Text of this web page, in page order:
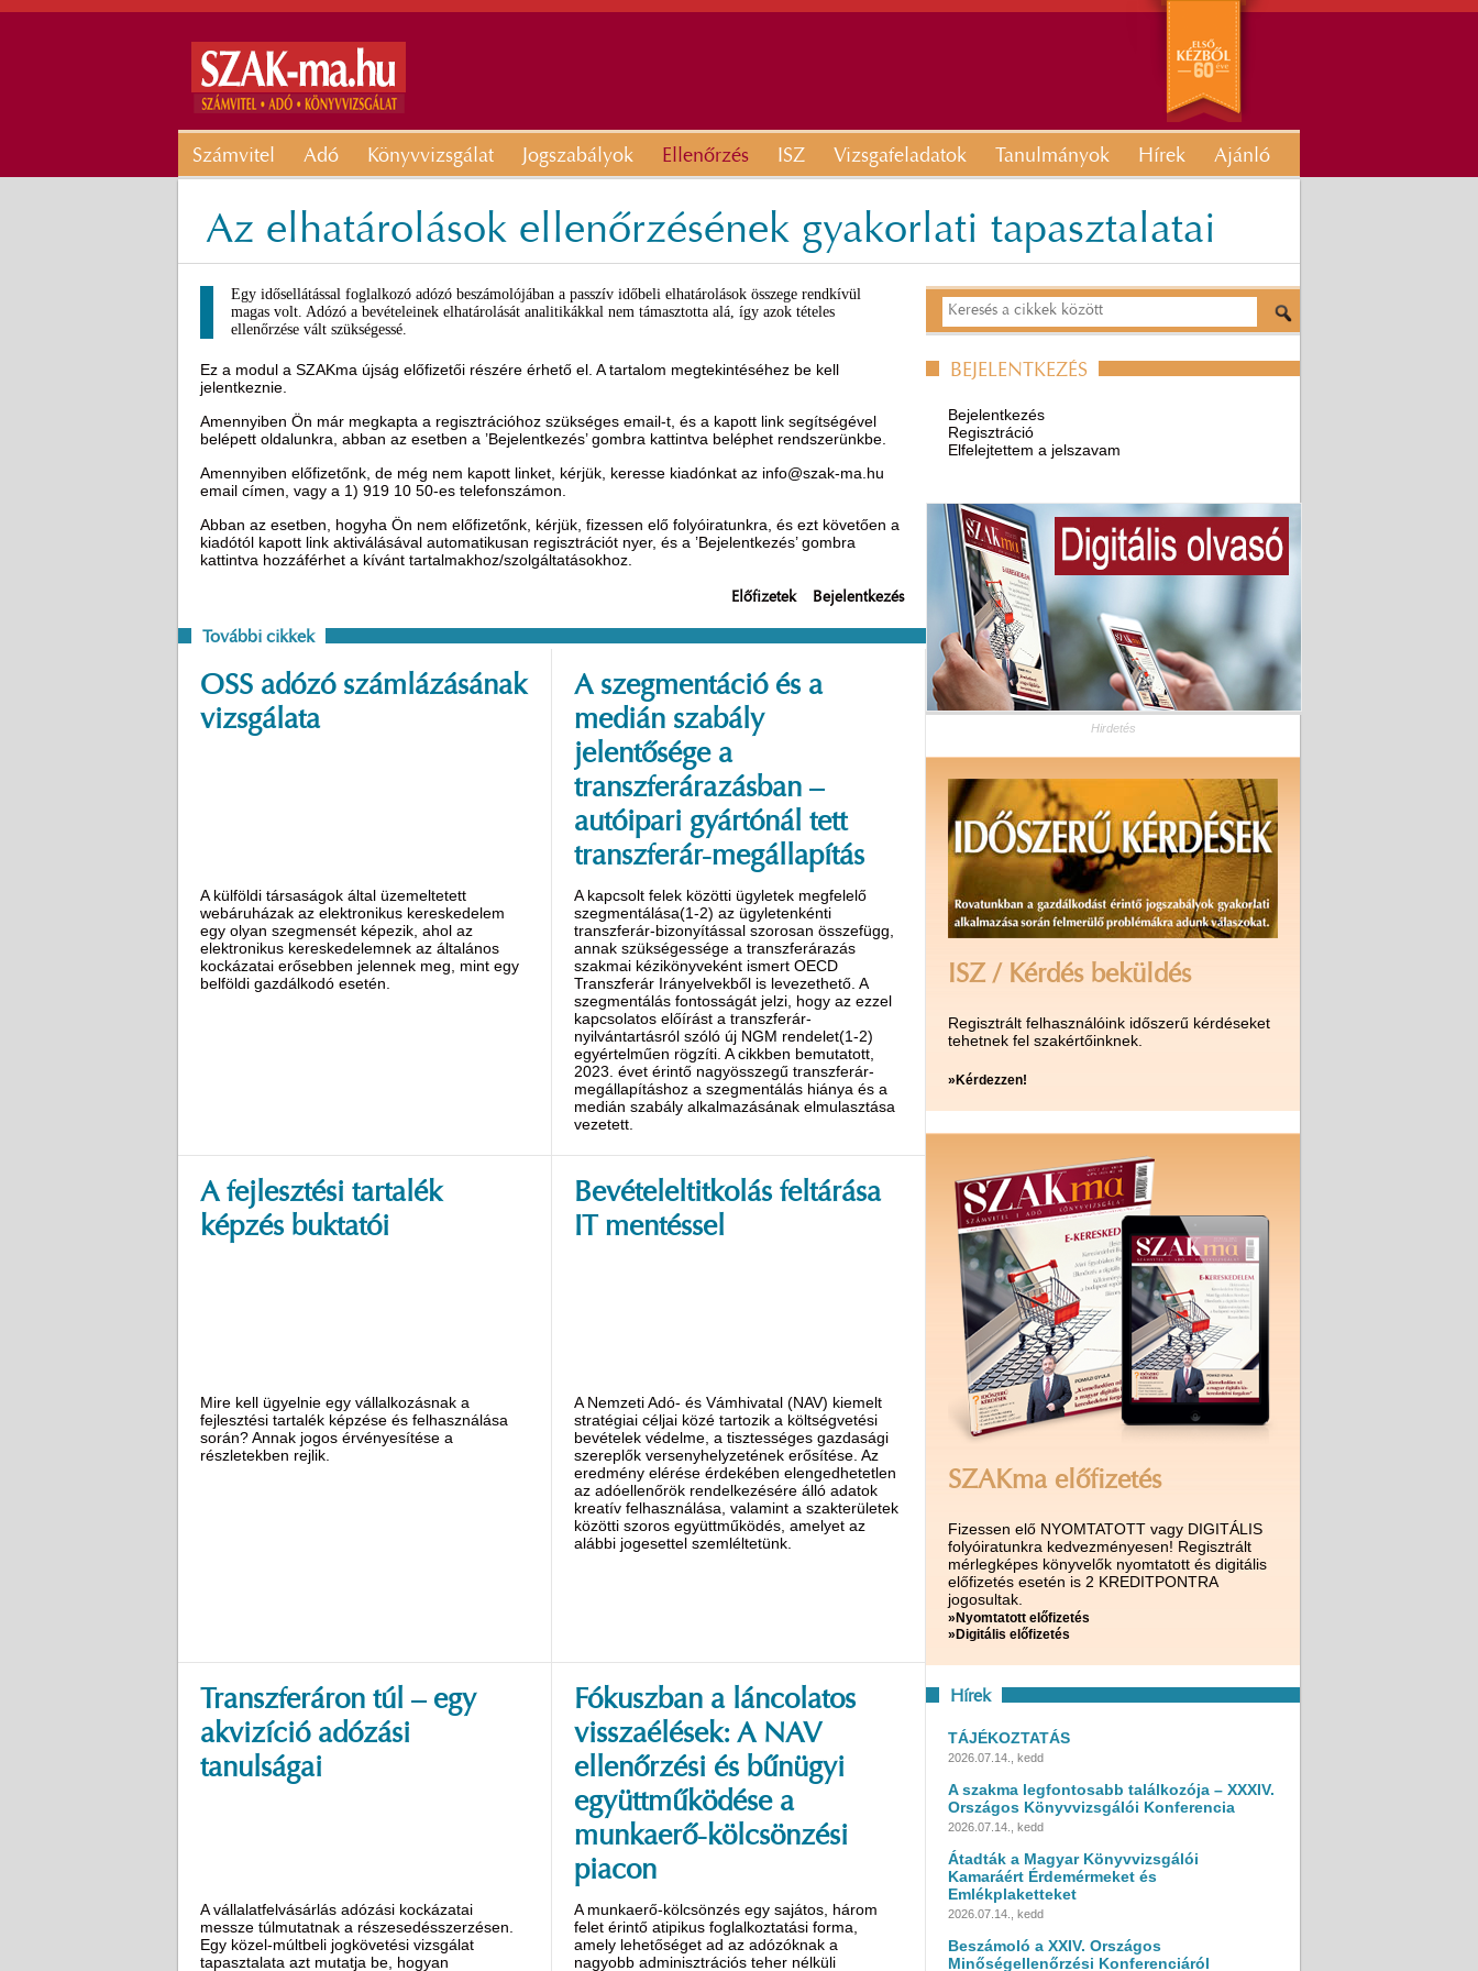
Számvitel Adó Könyvvizsgálat Jogszabályok Ellenőrzés ISZ Vizsgafeladatok Tanulmányok Hírek Ajánló
Az elhatárolások ellenőrzésének gyakorlati tapasztalatai
Egy idősellátással foglalkozó adózó beszámolójában a passzív időbeli elhatárolások összege rendkívül
magas volt. Adózó a bevételeinek elhatárolását analitikákkal nem támasztotta alá, így azok tételes
ellenőrzése vált szükségessé.
Ez a modul a SZAKma újság előfizetői részére érhető el. A tartalom megtekintéséhez be kell
jelentkeznie.
Amennyiben Ön már megkapta a regisztrációhoz szükséges email-t, és a kapott link segítségével
belépett oldalunkra, abban az esetben a ’Bejelentkezés’ gombra kattintva beléphet rendszerünkbe.
Amennyiben előfizetőnk, de még nem kapott linket, kérjük, keresse kiadónkat az info@szak-ma.hu
email címen, vagy a 1) 919 10 50-es telefonszámon.
Abban az esetben, hogyha Ön nem előfizetőnk, kérjük, fizessen elő folyóiratunkra, és ezt követően a
kiadótól kapott link aktiválásával automatikusan regisztrációt nyer, és a ’Bejelentkezés’ gombra
kattintva hozzáférhet a kívánt tartalmakhoz/szolgáltatásokhoz.
Bejelentkezés
Előfizetek
További cikkek
OSS adózó számlázásának
vizsgálata
A külföldi társaságok által üzemeltetett
webáruházak az elektronikus kereskedelem
egy olyan szegmensét képezik, ahol az
elektronikus kereskedelemnek az általános
kockázatai erősebben jelennek meg, mint egy
belföldi gazdálkodó esetén.
A szegmentáció és a
medián szabály
jelentősége a
transzferárazásban –
autóipari gyártónál tett
transzferár-megállapítás
A kapcsolt felek közötti ügyletek megfelelő
szegmentálása(1-2) az ügyletenkénti
transzferár-bizonyítással szorosan összefügg,
annak szükségessége a transzferárazás
szakmai kézikönyveként ismert OECD
Transzferár Irányelvekből is levezethető. A
szegmentálás fontosságát jelzi, hogy az ezzel
kapcsolatos előírást a transzferár-
nyilvántartásról szóló új NGM rendelet(1-2)
egyértelműen rögzíti. A cikkben bemutatott,
2023. évet érintő nagyösszegű transzferár-
megállapításhoz a szegmentálás hiánya és a
medián szabály alkalmazásának elmulasztása
vezetett.
A fejlesztési tartalék
képzés buktatói
Mire kell ügyelnie egy vállalkozásnak a
fejlesztési tartalék képzése és felhasználása
során? Annak jogos érvényesítése a
részletekben rejlik.
Bevételeltitkolás feltárása
IT mentéssel
A Nemzeti Adó- és Vámhivatal (NAV) kiemelt
stratégiai céljai közé tartozik a költségvetési
bevételek védelme, a tisztességes gazdasági
szereplők versenyhelyzetének erősítése. Az
eredmény elérése érdekében elengedhetetlen
az adóellenőrök rendelkezésére álló adatok
kreatív felhasználása, valamint a szakterületek
közötti szoros együttműködés, amelyet az
alábbi jogesettel szemléltetünk.
Transzferáron túl – egy
akvizíció adózási
tanulságai
A vállalatfelvásárlás adózási kockázatai
messze túlmutatnak a részesedésszerzésen.
Egy közel-múltbeli jogkövetési vizsgálat
tapasztalata azt mutatja be, hogyan
Fókuszban a láncolatos
visszaélések: A NAV
ellenőrzési és bűnügyi
együttműködése a
munkaerő-kölcsönzési
piacon
A munkaerő-kölcsönzés egy sajátos, három
felet érintő atipikus foglalkoztatási forma,
amely lehetőséget ad az adózóknak a
nagyobb adminisztrációs teher nélküli
BEJELENTKEZÉS
Bejelentkezés
Regisztráció
Elfelejtettem a jelszavam
Hirdetés
ISZ / Kérdés beküldés
Regisztrált felhasználóink időszerű kérdéseket
tehetnek fel szakértőinknek.
»Kérdezzen!
SZAKma előfizetés
Fizessen elő NYOMTATOTT vagy DIGITÁLIS
folyóiratunkra kedvezményesen! Regisztrált
mérlegképes könyvelők nyomtatott és digitális
előfizetés esetén is 2 KREDITPONTRA
jogosultak.
»Nyomtatott előfizetés
»Digitális előfizetés
Hírek
TÁJÉKOZTATÁS
2026.07.14., kedd
A szakma legfontosabb találkozója – XXXIV.
Országos Könyvvizsgálói Konferencia
2026.07.14., kedd
Átadták a Magyar Könyvvizsgálói
Kamaráért Érdemérmeket és
Emlékplaketteket
2026.07.14., kedd
Beszámoló a XXIV. Országos
Minőségellenőrzési Konferenciáról